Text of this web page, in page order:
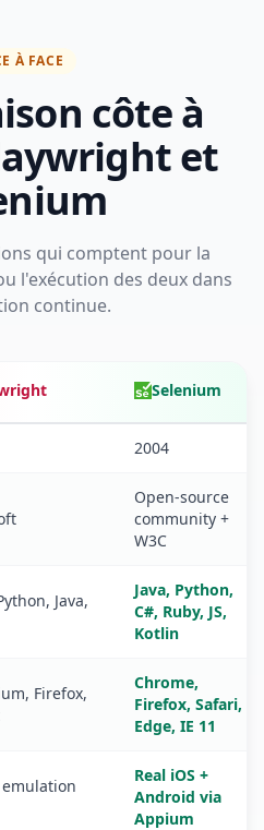
À FACE
côte à
et
qui comptent pour la
l'exécution des deux dans
continue.
Selenium
2004
Open-source
community +
W3C
Java,
Java, Python,
C#, Ruby, JS,
Kotlin
Firefox,
Chrome,
Firefox, Safari,
Edge, IE 11
Real iOS +
Android via
Appium